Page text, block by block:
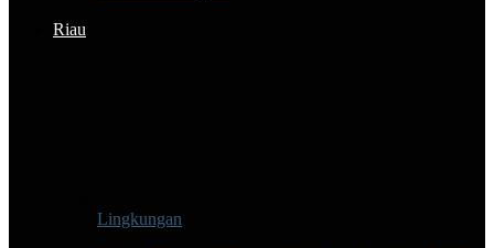
Riau
Lingkungan